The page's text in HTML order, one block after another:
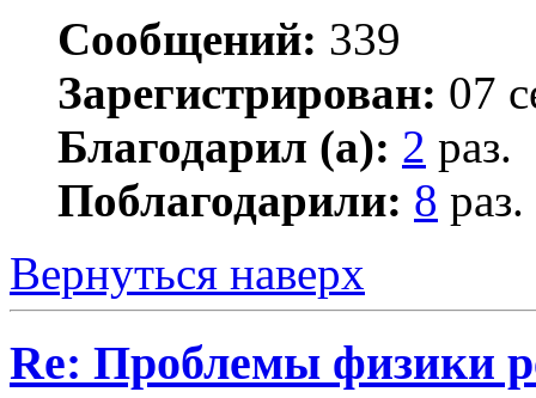
Сообщений: 339
Зарегистрирован: 07
Благодарил (а): 2 раз.
Поблагодарили: 8 раз.
Вернуться наверх
Re: Проблемы физики